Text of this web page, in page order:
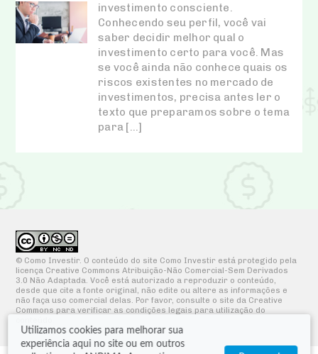
Utilizamos cookies para melhorar sua
experiência aqui no site ou em outros
investimento consciente.
Conhecendo seu perfil, você vai
saber decidir melhor qual o
investimento certo para você. Mas
se você ainda não conhece quais os
riscos existentes no mercado de
investimentos, precisa antes ler o
texto que preparamos sobre o tema
para […]
© Como Investir. O conteúdo do site Como Investir está protegido pela
licença Creative Commons Atribuição-Não Comercial-Sem Derivados
3.0 Não Adaptada. Você está autorizado a reproduzir o conteúdo,
desde que cite a fonte original, não edite ou altere as informações e
não faça uso comercial delas. Por favor, consulte o site da Creative
Commons para verificar as condições legais para utilização do